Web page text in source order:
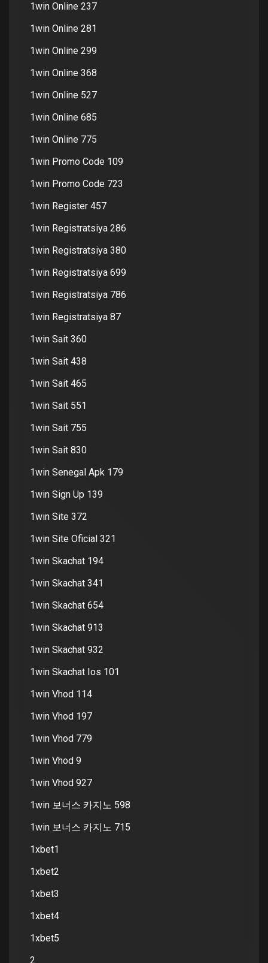
1win Online 237
1win Online 281
1win Online 299
1win Online 368
1win Online 527
1win Online 685
1win Online 775
1win Promo Code 109
1win Promo Code 723
1win Register 457
1win Registratsiya 286
1win Registratsiya 380
1win Registratsiya 699
1win Registratsiya 786
1win Registratsiya 87
1win Sait 360
1win Sait 438
1win Sait 465
1win Sait 551
1win Sait 755
1win Sait 830
1win Senegal Apk 179
1win Sign Up 139
1win Site 372
1win Site Oficial 321
1win Skachat 194
1win Skachat 341
1win Skachat 654
1win Skachat 913
1win Skachat 932
1win Skachat Ios 101
1win Vhod 114
1win Vhod 197
1win Vhod 779
1win Vhod 9
1win Vhod 927
1win 보너스 카지노 598
1win 보너스 카지노 715
1xbet1
1xbet2
1xbet3
1xbet4
1xbet5
2